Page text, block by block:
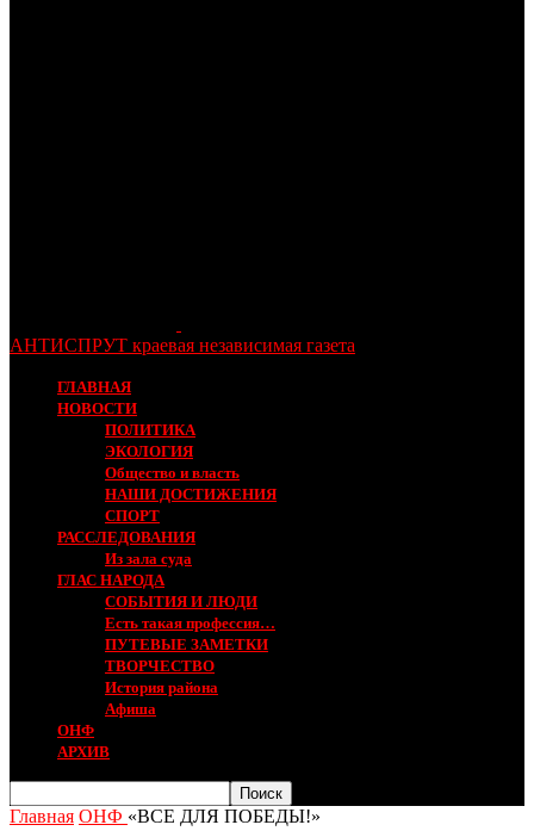
АНТИСПРУТ краевая независимая газета
ГЛАВНАЯ
НОВОСТИ
ПОЛИТИКА
ЭКОЛОГИЯ
Общество и власть
НАШИ ДОСТИЖЕНИЯ
СПОРТ
РАССЛЕДОВАНИЯ
Из зала суда
ГЛАС НАРОДА
СОБЫТИЯ И ЛЮДИ
Есть такая профессия…
ПУТЕВЫЕ ЗАМЕТКИ
ТВОРЧЕСТВО
История района
Афиша
ОНФ
АРХИВ
Главная ОНФ «ВСЕ ДЛЯ ПОБЕДЫ!»